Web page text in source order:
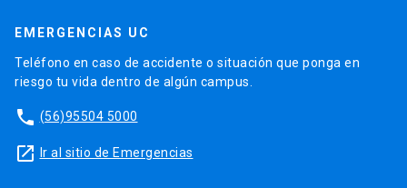
EMERGENCIAS UC
Teléfono en caso de accidente o situación que ponga en
riesgo tu vida dentro de algún campus.
phone (56)95504 5000
launch Ir al sitio de Emergencias